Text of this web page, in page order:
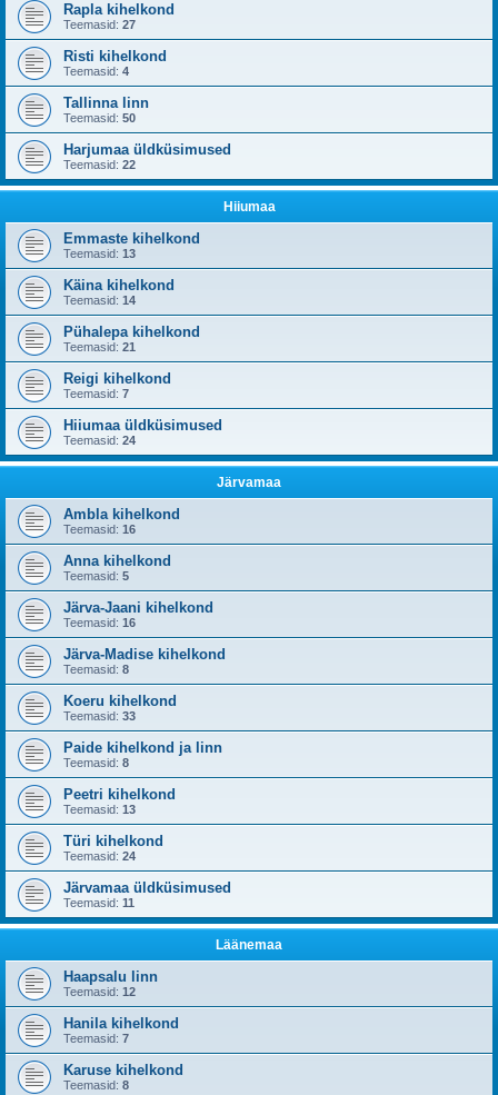
Rapla kihelkond
Teemasid: 27
Risti kihelkond
Teemasid: 4
Tallinna linn
Teemasid: 50
Harjumaa üldküsimused
Teemasid: 22
Hiiumaa
Emmaste kihelkond
Teemasid: 13
Käina kihelkond
Teemasid: 14
Pühalepa kihelkond
Teemasid: 21
Reigi kihelkond
Teemasid: 7
Hiiumaa üldküsimused
Teemasid: 24
Järvamaa
Ambla kihelkond
Teemasid: 16
Anna kihelkond
Teemasid: 5
Järva-Jaani kihelkond
Teemasid: 16
Järva-Madise kihelkond
Teemasid: 8
Koeru kihelkond
Teemasid: 33
Paide kihelkond ja linn
Teemasid: 8
Peetri kihelkond
Teemasid: 13
Türi kihelkond
Teemasid: 24
Järvamaa üldküsimused
Teemasid: 11
Läänemaa
Haapsalu linn
Teemasid: 12
Hanila kihelkond
Teemasid: 7
Karuse kihelkond
Teemasid: 8